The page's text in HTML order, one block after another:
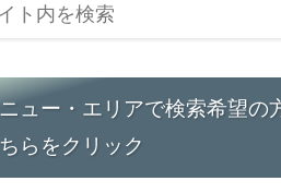
ュー・エリアで検索希望の
らをクリック